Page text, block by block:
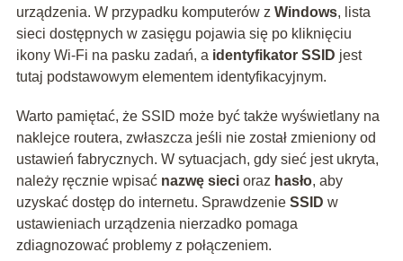
urządzenia. W przypadku komputerów z Windows, lista
sieci dostępnych w zasięgu pojawia się po kliknięciu
ikony Wi-Fi na pasku zadań, a identyfikator SSID jest
tutaj podstawowym elementem identyfikacyjnym.
Warto pamiętać, że SSID może być także wyświetlany na
naklejce routera, zwłaszcza jeśli nie został zmieniony od
ustawień fabrycznych. W sytuacjach, gdy sieć jest ukryta,
należy ręcznie wpisać nazwę siecioraz hasło, aby
uzyskać dostęp do internetu. Sprawdzenie SSID w
ustawieniach urządzenia nierzadko pomaga
zdiagnozować problemy z połączeniem.